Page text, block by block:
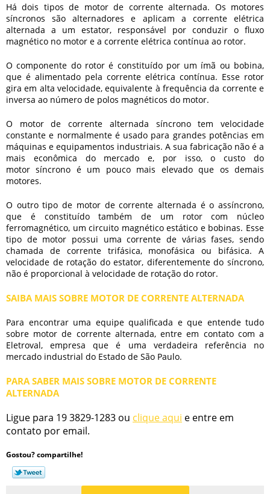
Há dois tipos de motor de corrente alternada. Os motores
síncronos são alternadores e aplicam a corrente elétrica
alternada a um estator, responsável por conduzir o fluxo
magnético no motor e a corrente elétrica contínua ao rotor.
O componente do rotor é constituído por um ímã ou bobina,
que é alimentado pela corrente elétrica contínua. Esse rotor
gira em alta velocidade, equivalente à frequência da corrente e
inversa ao número de polos magnéticos do motor.
O motor de corrente alternada síncrono tem velocidade
constante e normalmente é usado para grandes potências em
máquinas e equipamentos industriais. A sua fabricação não é a
mais econômica do mercado e, por isso, o custo do
motor síncrono é um pouco mais elevado que os demais
motores.
O outro tipo de motor de corrente alternada é o assíncrono,
que é constituído também de um rotor com núcleo
ferromagnético, um circuito magnético estático e bobinas. Esse
tipo de motor possui uma corrente de várias fases, sendo
chamada de corrente trifásica, monofásica ou bifásica. A
velocidade de rotação do estator, diferentemente do síncrono,
não é proporcional à velocidade de rotação do rotor.
SAIBA MAIS SOBRE MOTOR DE CORRENTE ALTERNADA
Para encontrar uma equipe qualificada e que entende tudo
sobre motor de corrente alternada, entre em contato com a
Eletroval, empresa que é uma verdadeira referência no
mercado industrial do Estado de São Paulo.
PARA SABER MAIS SOBRE MOTOR DE CORRENTE
ALTERNADA
Ligue para 19 3829-1283 ou clique aqui e entre em
contato por email.
Gostou? compartilhe!